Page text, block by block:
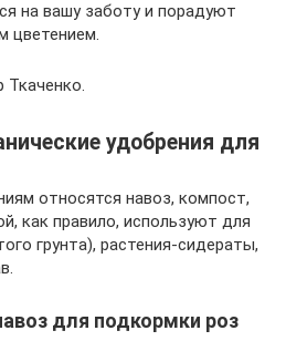
на вашу заботу и порадуют
цветением.
Ткаченко.
удобрения для
относятся навоз, компост,
как правило, используют для
грунта), растения-сидераты,
для подкормки роз